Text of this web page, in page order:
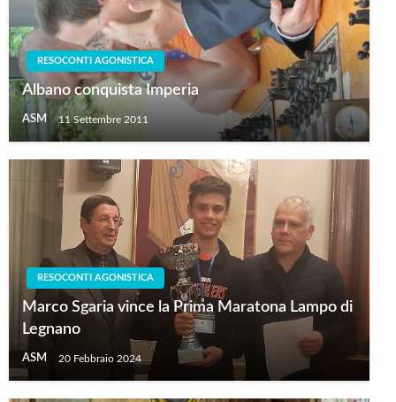
RESOCONTI AGONISTICA
Albano conquista Imperia
ASM 11 Settembre 2011
RESOCONTI AGONISTICA
Marco Sgaria vince la Prima Maratona Lampo di
Legnano
ASM 20 Febbraio 2024